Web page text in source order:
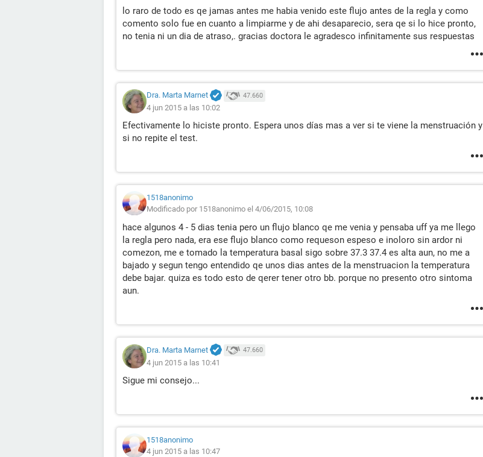
lo raro de todo es qe jamas antes me habia venido este flujo antes de la regla y como
comento solo fue en cuanto a limpiarme y de ahi desaparecio, sera qe si lo hice pronto,
no tenia ni un dia de atraso,. gracias doctora le agradesco infinitamente sus respuestas
Dra. Marta Marnet 47.660
4 jun 2015 a las 10:02
Efectivamente lo hiciste pronto. Espera unos días mas a ver si te viene la menstruación y
si no repite el test.
1518anonimo
Modificado por 1518anonimo el 4/06/2015, 10:08
hace algunos 4 - 5 dias tenia pero un flujo blanco qe me venia y pensaba uff ya me llego
la regla pero nada, era ese flujo blanco como requeson espeso e inoloro sin ardor ni
comezon, me e tomado la temperatura basal sigo sobre 37.3 37.4 es alta aun, no me a
bajado y segun tengo entendido qe unos dias antes de la menstruacion la temperatura
debe bajar. quiza es todo esto de qerer tener otro bb. porque no presento otro sintoma
aun.
Dra. Marta Marnet 47.660
4 jun 2015 a las 10:41
Sigue mi consejo...
1518anonimo
4 jun 2015 a las 10:47